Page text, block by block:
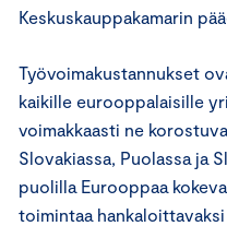
Keskuskauppakamarin
Työvoimakustannukset
kaikille eurooppalaisille
voimakkaasti ne
Slovakiassa, Puolassa ja
puolilla Eurooppaa
toimintaa